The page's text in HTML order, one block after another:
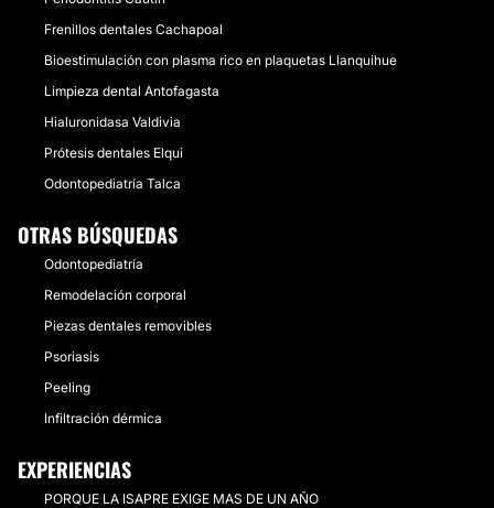
instalaciones de la mejor calidad. El Doctor resuelve
las inquietudes de sus pacientes de una manera
necesidades de sus pacientes.
El Dr. Raúl Charlín Fernández
No
No
Frenillos dentales Cachapoal
Bioestimulación con plasma rico en plaquetas Llanquihue
Limpieza dental Antofagasta
Hialuronidasa Valdivia
Prótesis dentales Elqui
Odontopediatría Talca
OTRAS BÚSQUEDAS
Odontopediatría
Remodelación corporal
Piezas dentales removibles
Psoriasis
Peeling
Infiltración dérmica
EXPERIENCIAS
PORQUE LA ISAPRE EXIGE MAS DE UN AÑO